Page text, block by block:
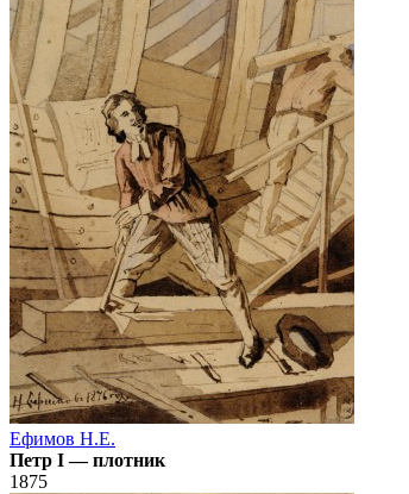
Ефимов Н.Е.
Петр I — плотник
1875